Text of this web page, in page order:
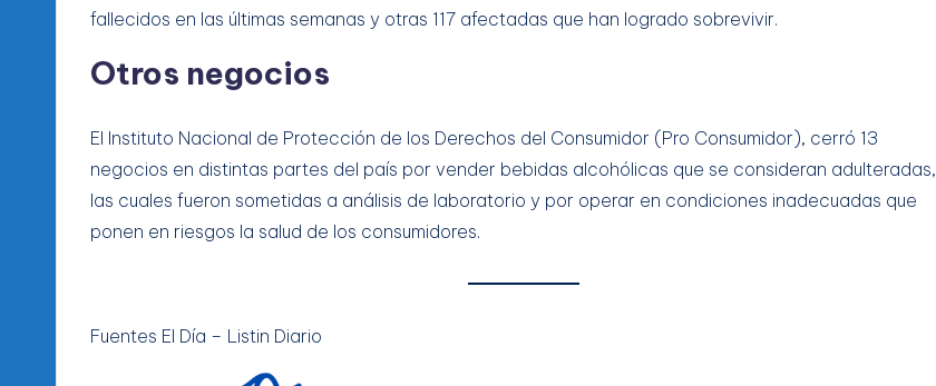
fallecidos en las últimas semanas y otras 117 afectadas que han logrado sobrevivir.
Otros negocios
El Instituto Nacional de Protección de los Derechos del Consumidor (Pro Consumidor), cerró 13
negocios en distintas partes del país por vender bebidas alcohólicas que se consideran adulteradas,
las cuales fueron sometidas a análisis de laboratorio y por operar en condiciones inadecuadas que
ponen en riesgos la salud de los consumidores.
Fuentes El Día – Listin Diario